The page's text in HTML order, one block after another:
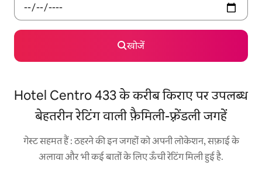
खोजें
Hotel Centro 433 के करीब किराए पर उपलब्ध
बेहतरीन रेटिंग वाली फ़ैमिली-फ़्रेंडली जगहें
गेस्ट सहमत हैं : ठहरने की इन जगहों को अपनी लोकेशन, सफ़ाई के
अलावा और भी कई बातों के लिए ऊँची रेटिंग मिली हुई है.